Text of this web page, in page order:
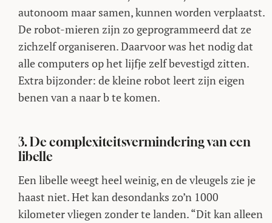
autonoom maar samen, kunnen worden verplaatst.
De robot-mieren zijn zo geprogrammeerd dat ze
zichzelf organiseren. Daarvoor was het nodig dat
alle computers op het lijfje zelf bevestigd zitten.
Extra bijzonder: de kleine robot leert zijn eigen
benen van a naar b te komen.
3. De complexiteitsvermindering van een
libelle
Een libelle weegt heel weinig, en de vleugels zie je
haast niet. Het kan desondanks zo’n 1000
kilometer vliegen zonder te landen. “Dit kan alleen